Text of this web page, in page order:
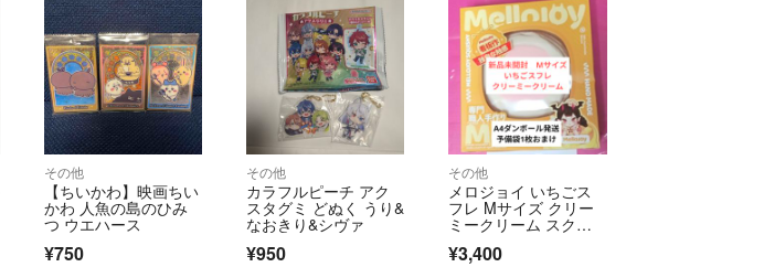
その他
【ちいかわ】映画ちい
かわ 人魚の島のひみ
つ ウエハース
¥750
その他
カラフルピーチ アク
スタグミ どぬく うり&
なおきり&シヴァ
¥950
その他
メロジョイ いちごス
フレ Mサイズ クリー
ミークリーム スクイ
ーズ
¥3,400